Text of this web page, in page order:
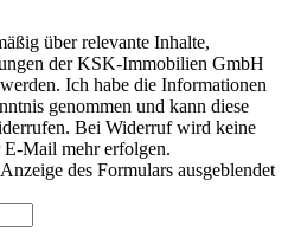
über relevante Inhalte,
der KSK-Immobilien GmbH
Ich habe die Informationen
genommen und kann diese
Bei Widerruf wird keine
Mail mehr erfolgen.
des Formulars ausgeblendet